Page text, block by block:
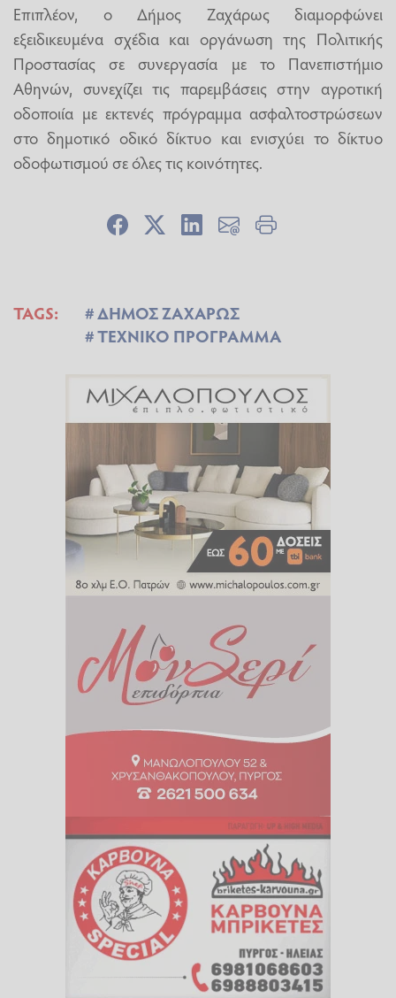
Επιπλέον, ο Δήμος Ζαχάρως διαμορφώνει
εξειδικευμένα σχέδια και οργάνωση της Πολιτικής
Προστασίας σε συνεργασία με το Πανεπιστήμιο
Αθηνών, συνεχίζει τις παρεμβάσεις στην αγροτική
οδοποιία με εκτενές πρόγραμμα ασφαλτοστρώσεων
στο δημοτικό οδικό δίκτυο και ενισχύει το δίκτυο
οδοφωτισμού σε όλες τις κοινότητες.
TAGS:
ΔΗΜΟΣ ΖΑΧΑΡΩΣ
ΤΕΧΝΙΚΟ ΠΡΟΓΡΑΜΜΑ